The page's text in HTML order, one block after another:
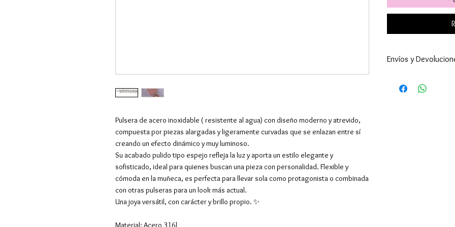
Pulsera de acero inoxidable ( resistente al agua) con diseño moderno y atrevido,
compuesta por piezas alargadas y ligeramente curvadas que se enlazan entre sí
creando un efecto dinámico y muy luminoso.
Su acabado pulido tipo espejo refleja la luz y aporta un estilo elegante y
sofisticado, ideal para quienes buscan una pieza con personalidad. Flexible y
cómoda en la muñeca, es perfecta para llevar sola como protagonista o combinada
con otras pulseras para un look más actual.
Una joya versátil, con carácter y brillo propio. ✨
Material: Acero 316l
Envíos y
24-48h (excepto